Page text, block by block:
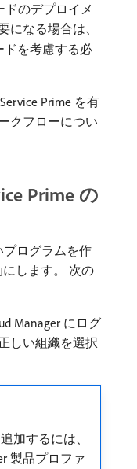
ドのデプロイメ
になる場合は、
ドを考慮する必
Prime を有
クフローについ
Prime の
プログラムを作
にします。 次の
Manager にログ
しい組織を選択
加するには、
製品プロファ